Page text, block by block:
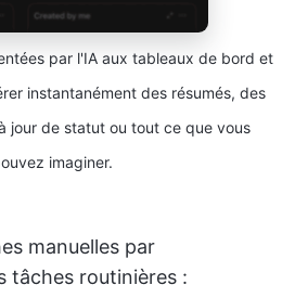
par l'IA aux tableaux de bord et
instantanément des résumés, des
jour de statut ou tout ce que vous
imaginer.
manuelles par
tâches routinières :